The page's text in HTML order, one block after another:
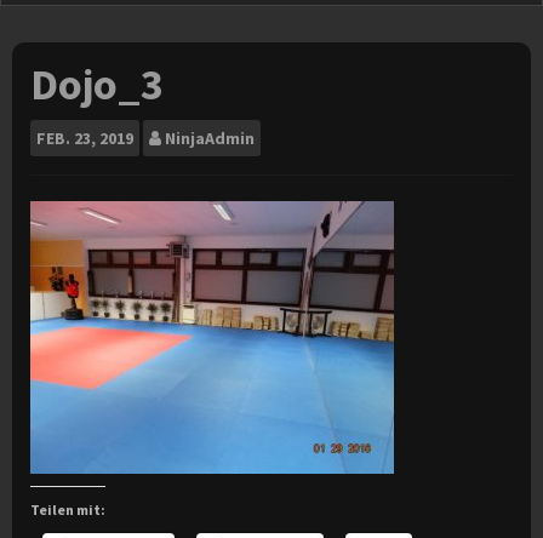
Dojo_3
FEB. 23, 2019 NinjaAdmin
Teilen mit: